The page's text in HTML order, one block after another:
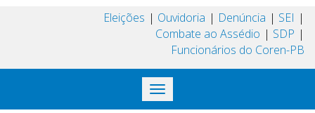
Eleições Ouvidoria Denúncia
SEI
Combate ao Assédio
SDP
Funcionários do Coren-PB
Toggle
navigation